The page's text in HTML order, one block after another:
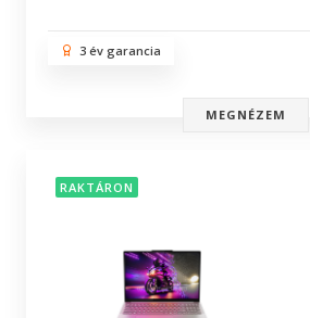
3 év garancia
MEGNÉZEM
RAKTÁRON